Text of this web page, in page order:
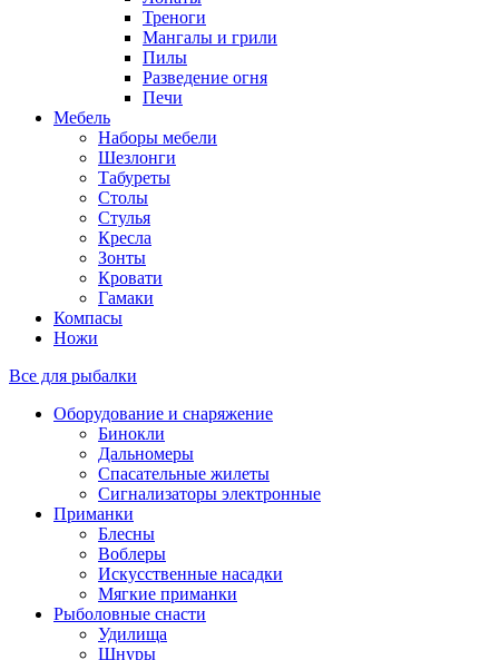
Треноги
Мангалы и грили
Пилы
Разведение огня
Печи
Мебель
Наборы мебели
Шезлонги
Табуреты
Столы
Стулья
Кресла
Зонты
Кровати
Гамаки
Компасы
Ножи
Все для рыбалки
Оборудование и снаряжение
Бинокли
Дальномеры
Спасательные жилеты
Сигнализаторы электронные
Приманки
Блесны
Воблеры
Искусственные насадки
Мягкие приманки
Рыболовные снасти
Удилища
Шнуры